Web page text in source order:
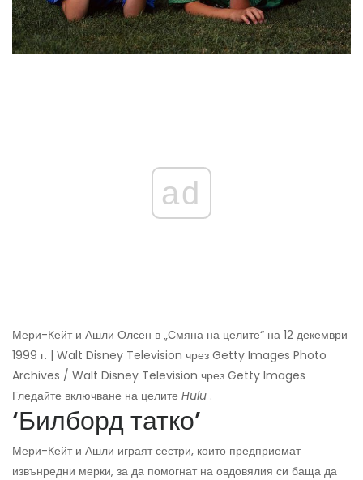
ad
Мери-Кейт и Ашли Олсен в „Смяна на целите“ на 12 декември
1999 г. | Walt Disney Television чрез Getty Images Photo
Archives / Walt Disney Television чрез Getty Images
Гледайте включване на целите Hulu .
‘Билборд татко’
Мери-Кейт и Ашли играят сестри, които предприемат
извънредни мерки, за да помогнат на овдовялия си баща да